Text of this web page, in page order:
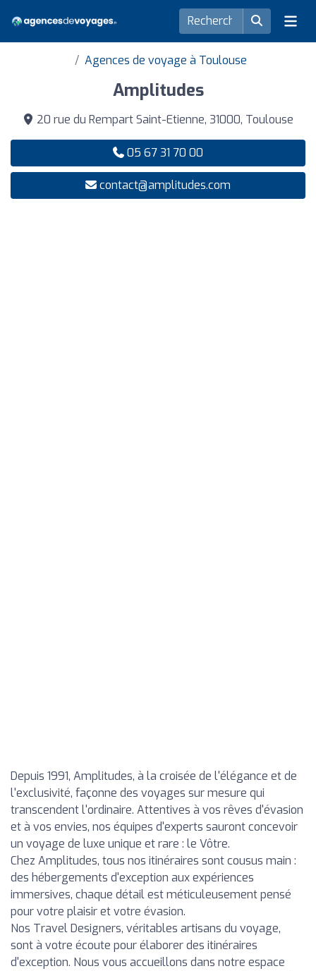
Agences de voyage à Toulouse
Amplitudes
20 rue du Rempart Saint-Etienne, 31000, Toulouse
05 67 31 70 00
contact@amplitudes.com
Depuis 1991, Amplitudes, à la croisée de l'élégance et de
l'exclusivité, façonne des voyages sur mesure qui
transcendent l'ordinaire. Attentives à vos rêves d'évasion
et à vos envies, nos équipes d'experts sauront concevoir
un voyage de luxe unique et rare : le Vôtre.
Chez Amplitudes, tous nos itinéraires sont cousus main :
des hébergements d'exception aux expériences
immersives, chaque détail est méticuleusement pensé
pour votre plaisir et votre évasion.
Nos Travel Designers, véritables artisans du voyage,
sont à votre écoute pour élaborer des itinéraires
d'exception. Nous vous accueillons dans notre espace